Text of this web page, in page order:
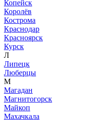
Копейск
Королёв
Кострома
Краснодар
Красноярск
Курск
Л
Липецк
Люберцы
М
Магадан
Магнитогорск
Майкоп
Махачкала